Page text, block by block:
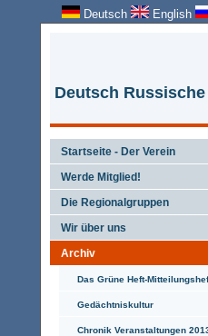
Deutsch English
Deutsch
Startseite - Der Verein
Werde Mitglied!
Die Regionalgruppen
Wir über uns
Archiv
Das Grüne Heft-
Gedächtniskultur
Chronik Veranstaltungen